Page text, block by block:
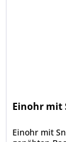
Einohr mit
Einohr mit